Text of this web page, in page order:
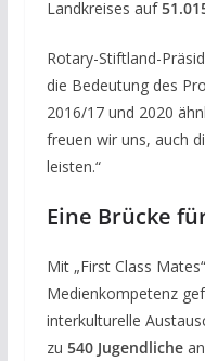
Landkreises auf
Rotary-Stiftland-
die Bedeutung des
2016/17 und 2020
freuen wir uns, auch
leisten.“
Eine Brücke
Mit „First Class
Medienkompetenz
interkulturelle
zu 540 Jugendlichean